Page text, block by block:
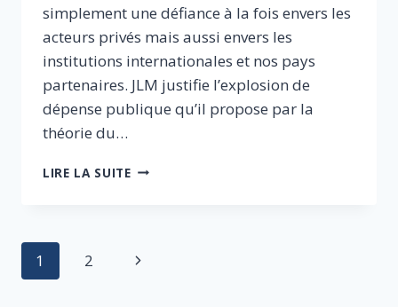
simplement une défiance à la fois envers les
acteurs privés mais aussi envers les
institutions internationales et nos pays
partenaires. JLM justifie l’explosion de
dépense publique qu’il propose par la
théorie du…
LIRE LA SUITELE
RÉVOLUTIONNAIRE
Navigation
1 2
Page